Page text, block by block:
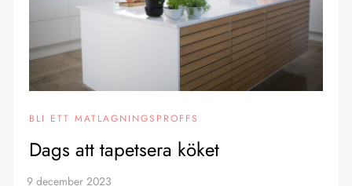
BLI ETT MATLAGNINGSPROFFS
Dags att tapetsera köket